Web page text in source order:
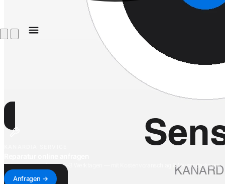
Antwort innerhalb von 1–3 Werktagen — mit Kostenvoranschlag & Versandadresse.
Anfragen →